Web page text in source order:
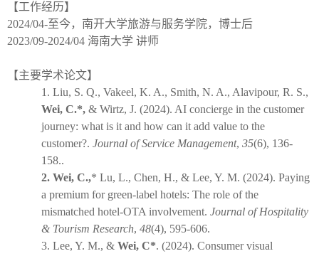
【工作经历】
2024/04-至今，南开大学旅游与服务学院，博士后
2023/09-2024/04 海南大学 讲师
【主要学术论文】
1. Liu, S. Q., Vakeel, K. A., Smith, N. A., Alavipour, R. S.,
Wei, C.*, & Wirtz, J. (2024). AI concierge in the customer
journey: what is it and how can it add value to the
customer?. Journal of Service Management, 35(6), 136-
158..
2. Wei, C.,* Lu, L., Chen, H., & Lee, Y. M. (2024). Paying
a premium for green-label hotels: The role of the
mismatched hotel-OTA involvement. Journal of Hospitality
& Tourism Research, 48(4), 595-606.
3. Lee, Y. M., & Wei, C*. (2024). Consumer visual